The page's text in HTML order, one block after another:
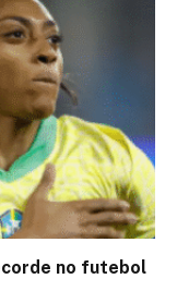
no futebol